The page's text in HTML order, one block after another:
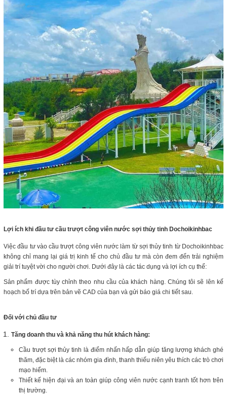
Lợi ích khi đầu tư cầu trượt công viên nước sợi thủy tinh Dochoikinhbac
Việc đầu tư vào cầu trượt công viên nước làm từ sợi thủy tinh từ Dochoikinhbac
không chỉ mang lại giá trị kinh tế cho chủ đầu tư mà còn đem đến trải nghiệm
giải trí tuyệt vời cho người chơi. Dưới đây là các tác dụng và lợi ích cụ thể:
Sản phẩm được tùy chỉnh theo nhu cầu của khách hàng. Chúng tôi sẽ lên kế
hoạch bố trí dựa trên bản vẽ CAD của bạn và gửi báo giá chi tiết sau.
Đối với chủ đầu tư
Tăng doanh thu và khả năng thu hút khách hàng:
Cầu trượt sợi thủy tinh là điểm nhấn hấp dẫn giúp tăng lượng khách ghé
thăm, đặc biệt là các nhóm gia đình, thanh thiếu niên yêu thích các trò chơi
mạo hiểm.
Thiết kế hiện đại và an toàn giúp công viên nước cạnh tranh tốt hơn trên
thị trường.